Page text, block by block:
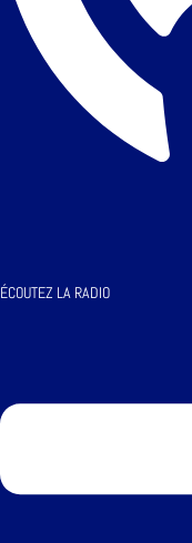
ÉCOUTEZ LA RADIO